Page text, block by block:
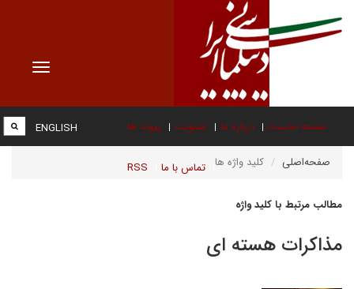
Toggle
صفحه نخست درباره ما عضویت پیوند ها
تماس با ما RSS
ENGLISH
صفحه‌اصلی کلید واژه ها
مطالب مرتبط با کلید واژه
مذاکرات هسته ای